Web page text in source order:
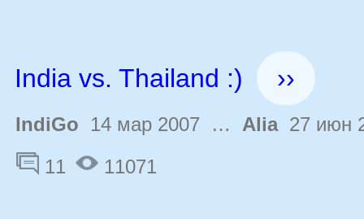
India vs. Thailand :) ››
IndiGo 14 мар 2007 … Alia27 июн
11
11071